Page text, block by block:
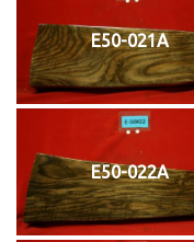
E50-021A
E50-022A